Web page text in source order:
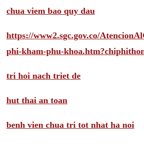
chua viem bao quy dau
https://www2.sgc.gov.co/
phi-kham-phu-
tri hoi nach triet de
hut thai an toan
benh vien chua tri tot nhat ha noi